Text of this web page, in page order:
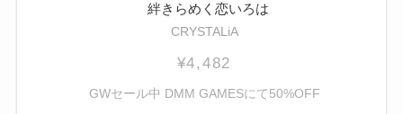
絆きらめく恋いろは
CRYSTALiA
¥4,482
GWセール中 DMM GAMESにて50%OFF